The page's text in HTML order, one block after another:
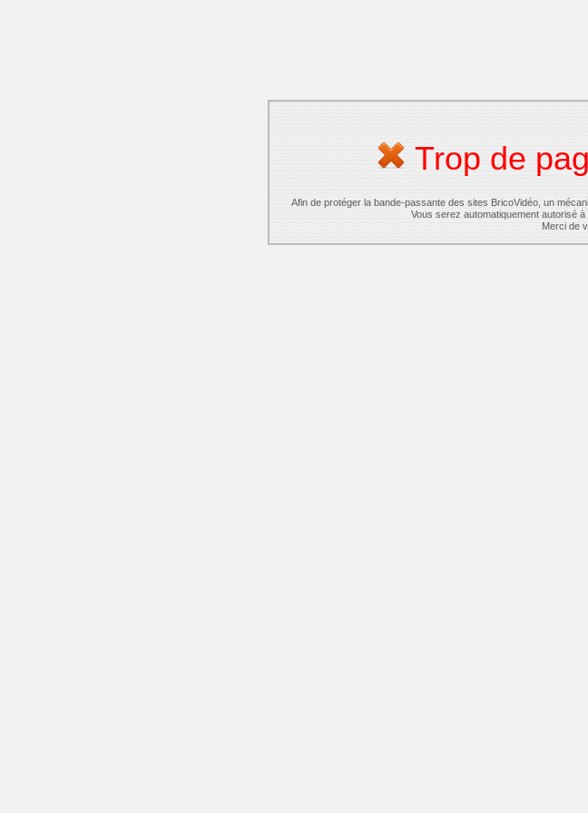
Trop de
Afin de protéger la bande-passante des sites BricoVidéo, un
Vous serez automatiquement autorisé
Merci de